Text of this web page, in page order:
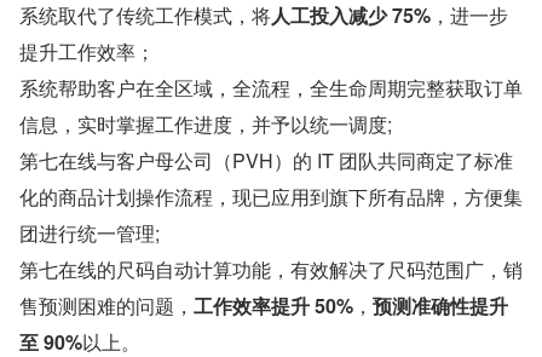
系统取代了传统工作模式，将人工投入减少 75% ，进一步
提升工作效率；
系统帮助客户在全区域，全流程，全生命周期完整获取订单
信息，实时掌握工作进度，并予以统一调度;
第七在线与客户母公司（PVH）的 IT 团队共同商定了标准
化的商品计划操作流程，现已应用到旗下所有品牌，方便集
团进行统一管理;
第七在线的尺码自动计算功能，有效解决了尺码范围广，销
售预测困难的问题， 工作效率提升 50% ， 预测准确性提升
至 90%以上。